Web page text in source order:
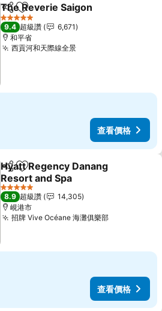
分享 加入我的最愛
The Reverie Saigon
5 星級
9.4 超級讚
6,671
和平省
西貢河和天際線全景
查看價格
分享 加入我的最愛
Hyatt Regency Danang
Resort and Spa
5 星級
8.9 超級讚
14,305
峴港市
招牌 Vive Océane 海灘俱樂部
查看價格